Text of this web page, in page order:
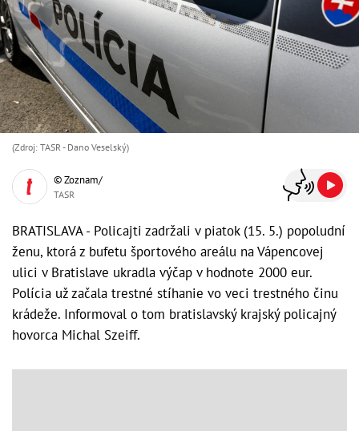
(Zdroj: TASR - Dano Veselský)
© Zoznam/
TASR
BRATISLAVA - Policajti zadržali v piatok (15. 5.) popoludní
ženu, ktorá z bufetu športového areálu na Vápencovej
ulici v Bratislave ukradla výčap v hodnote 2000 eur.
Polícia už začala trestné stíhanie vo veci trestného činu
krádeže. Informoval o tom bratislavský krajský policajný
hovorca Michal Szeiff.